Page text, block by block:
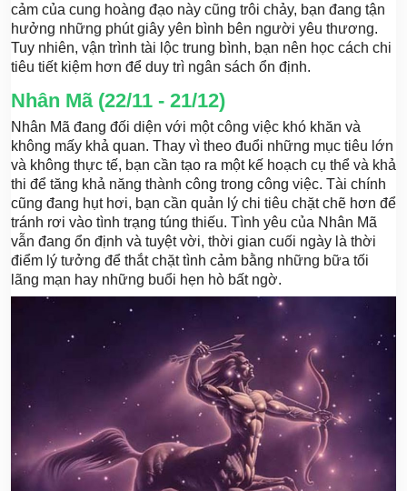
cảm của cung hoàng đạo này cũng trôi chảy, bạn đang tận
hưởng những phút giây yên bình bên người yêu thương.
Tuy nhiên, vận trình tài lộc trung bình, bạn nên học cách chi
tiêu tiết kiệm hơn để duy trì ngân sách ổn định.
Nhân Mã (22/11 - 21/12)
Nhân Mã đang đối diện với một công việc khó khăn và
không mấy khả quan. Thay vì theo đuổi những mục tiêu lớn
và không thực tế, bạn cần tạo ra một kế hoạch cụ thể và khả
thi để tăng khả năng thành công trong công việc. Tài chính
cũng đang hụt hơi, bạn cần quản lý chi tiêu chặt chẽ hơn để
tránh rơi vào tình trạng túng thiếu. Tình yêu của Nhân Mã
vẫn đang ổn định và tuyệt vời, thời gian cuối ngày là thời
điểm lý tưởng để thắt chặt tình cảm bằng những bữa tối
lãng mạn hay những buổi hẹn hò bất ngờ.